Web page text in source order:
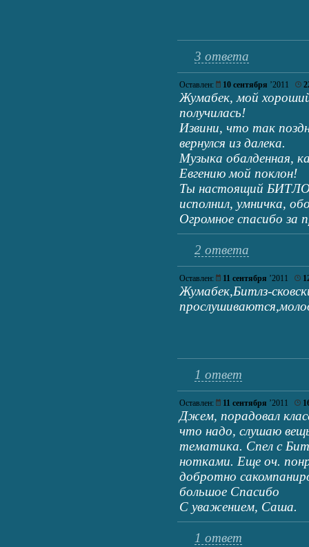
3 ответа
Оставлен: 10 сентября ’2011
Жумабек, мой
получилась!
Извини, что так
вернулся из далека.
Музыка обалденная,
Евгению мой поклон!
Ты настоящий
исполнил, умничка,
Огромное спасибо за
2 ответа
Оставлен: 11 сентября ’2011
Жумабек,Битлз-
1 ответ
Оставлен: 11 сентября ’2011
Джем, порадовал
что надо, слушаю
тематика. Спел с
нотками. Еще оч.
добротно
большое Спасибо
С уважением, Саша.
1 ответ